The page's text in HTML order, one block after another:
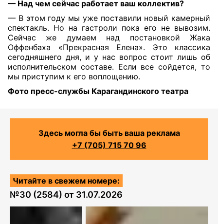
— Над чем сейчас работает ваш коллектив?
— В этом году мы уже поставили новый камерный
спектакль. Но на гастроли пока его не вывозим.
Сейчас же думаем над постановкой Жака
Оффенбаха «Прекрасная Елена». Это классика
сегодняшнего дня, и у нас вопрос стоит лишь об
исполнительском составе. Если все сойдется, то
мы приступим к его воплощению.
Фото пресс-службы Карагандинского театра
Здесь могла бы быть ваша реклама
+7 (705) 715 70 96
Читайте в свежем номере:
№30 (2584) от 31.07.2026